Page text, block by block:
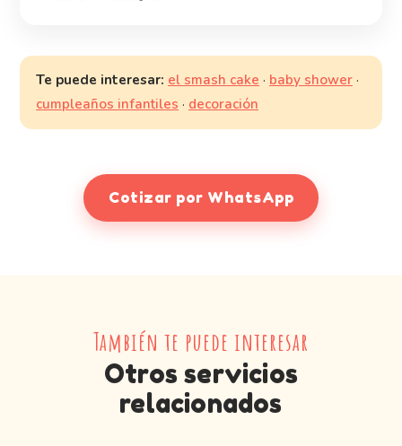
Te puede interesar: el smash cake · baby shower ·
cumpleaños infantiles · decoración
Cotizar por WhatsApp
También te puede interesar
Otros servicios
relacionados